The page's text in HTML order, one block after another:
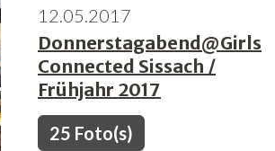
12.05.2017
Donnerstagabend@Girls
Connected Sissach /
Frühjahr 2017
25 Foto(s)